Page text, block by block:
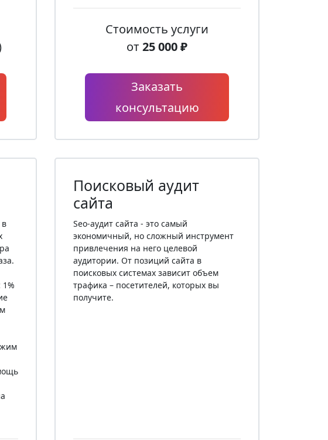
Стоимость услуги
от 25 000 ₽
Заказать
консультацию
Поисковый аудит
сайта
Seo-аудит сайта - это самый
экономичный, но сложный инструмент
привлечения на него целевой
аудитории. От позиций сайта в
поисковых системах зависит объем
трафика – посетителей, которых вы
получите.